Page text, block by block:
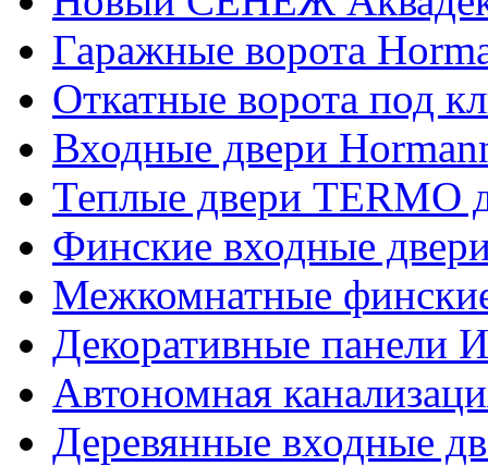
Гаражные ворота
Откатные ворота под
Входные двери
Теплые двери TERMO
Финские входные
Межкомнатные
Декоративные панели
Автономная
Деревянные входные